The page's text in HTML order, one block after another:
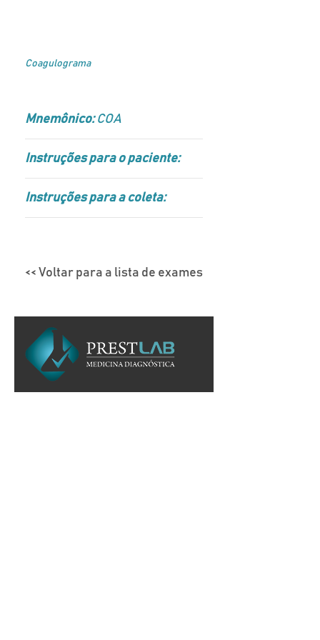
Coagulograma
Mnemônico:COA
Instruções para o paciente:
Instruções para a coleta:
<< Voltar para a lista de exames